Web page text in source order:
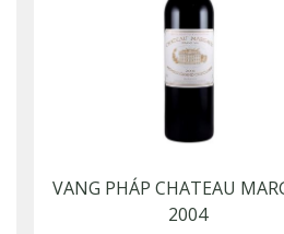
VANG PHÁP CHATEAU
2004